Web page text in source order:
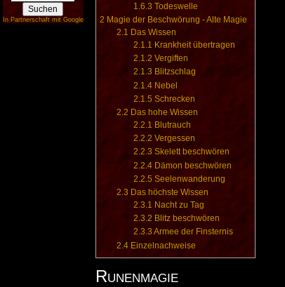
In Partnerschaft mit Google
1.6.3 Todeswelle
2 Magie der Beschwörung - Alte Magie
2.1 Das Wissen
2.1.1 Krankheit übertragen
2.1.2 Vergiften
2.1.3 Blitzschlag
2.1.4 Nebel
2.1.5 Schrecken
2.2 Das hohe Wissen
2.2.1 Blutrauch
2.2.2 Vergessen
2.2.3 Skelett beschwören
2.2.4 Dämon beschwören
2.2.5 Seelenwanderung
2.3 Das höchste Wissen
2.3.1 Nacht zu Tag
2.3.2 Blitz beschwören
2.3.3 Armee der Finsternis
2.4 Einzelnachweise
Runenmagie